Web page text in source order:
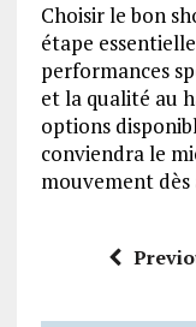
Choisir le bon
étape
performances
et la qualité au
options
conviendra le
mouvement dès